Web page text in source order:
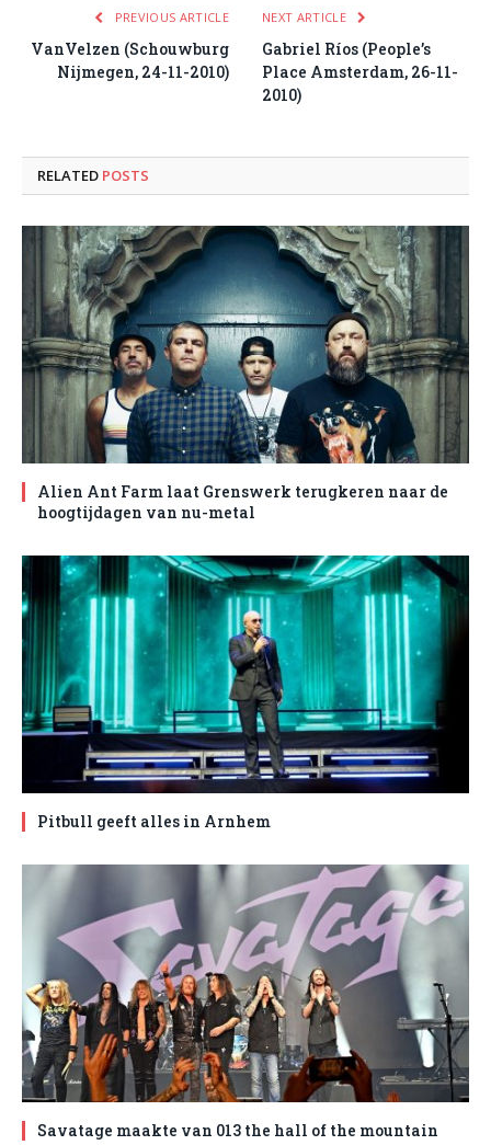
PREVIOUS ARTICLE
VanVelzen (Schouwburg
Nijmegen, 24-11-2010)
NEXT ARTICLE
Gabriel Ríos (People’s
Place Amsterdam, 26-11-
2010)
RELATED POSTS
Alien Ant Farm laat Grenswerk terugkeren naar de
hoogtijdagen van nu-metal
Pitbull geeft alles in Arnhem
Savatage maakte van 013 the hall of the mountain